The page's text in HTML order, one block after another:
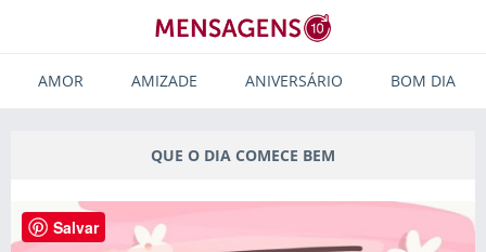
AMOR AMIZADE ANIVERSÁRIO BOM DIA
QUE O DIA COMECE BEM
Salvar